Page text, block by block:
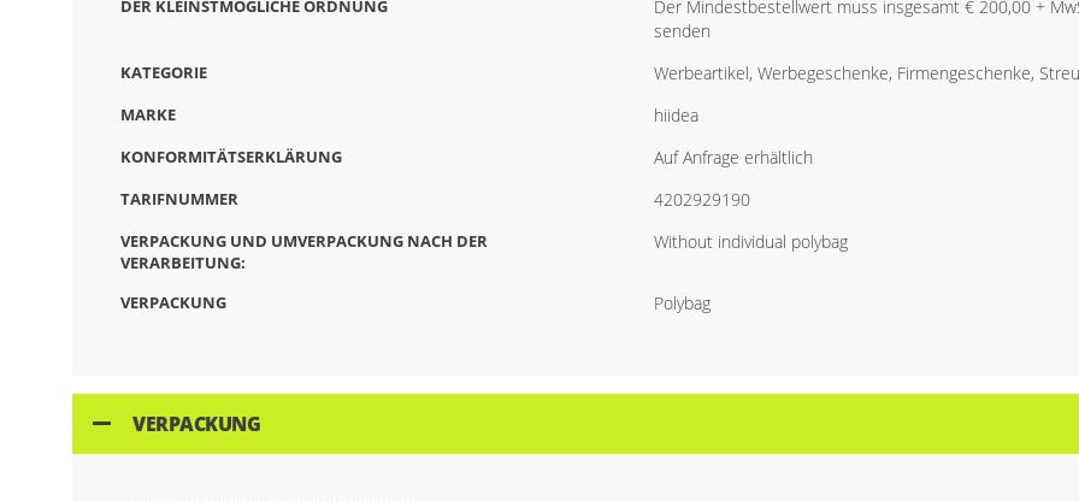
DER KLEINSTMÖGLICHE ORDNUNG
Der Mindestbestellwert muss insgesamt € 200,00 +
senden
KATEGORIE Werbeartikel, Werbegeschenke, Firmengeschenke,
MARKE hiidea
KONFORMITÄTSERKLÄRUNG Auf Anfrage erhältlich
TARIFNUMMER 4202929190
VERPACKUNG UND UMVERPACKUNG NACH DER
VERARBEITUNG:
Without individual polybag
VERPACKUNG Polybag
VERPACKUNG